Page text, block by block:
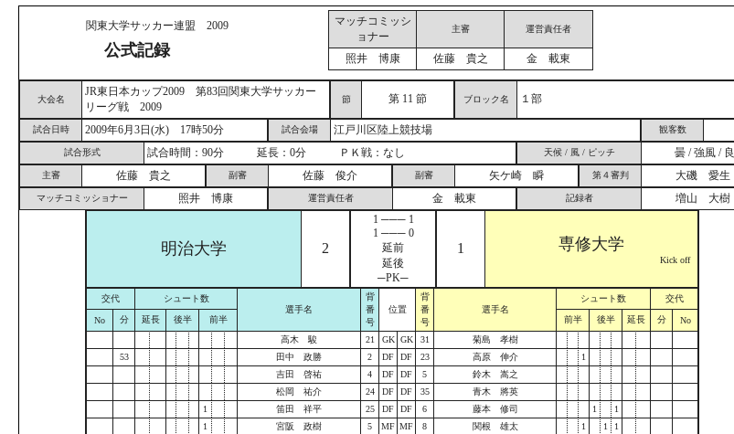
関東大学サッカー連盟 2009
公式記録
マッチコミッシ
ョナー
主審 運営責任者
照井 博康 佐藤 貴之 金 載東
大会名
JR東日本カップ2009 第83回関東大学サッカー
リーグ戦 2009
節 第 11 節 ブロック名 １部
試合日時 2009年6月3日(水) 17時50分 試合会場 江戸川区陸上競技場 観客数
試合形式 試合時間：90分 延長：0分 ＰＫ戦：なし 天候 / 風 / ピッチ 曇 / 強風 / 良
主審 佐藤 貴之 副審 佐藤 俊介 副審 矢ケ崎 瞬 第４審判 大磯 愛生
マッチコミッショナー 照井 博康 運営責任者 金 載東 記録者 増山 大樹
明治大学 2
1 ─── 1
1 ─── 0
延前
延後
─PK─
1 専修大学
Kick off
交代
シュート数
選手名
背
番
号
位置
背
番
号
選手名
シュート数 交代
No 分 延長 後半 前半 前半 後半 延長 分
No
高木 駿
21 GK GK 31
菊島 孝樹
53
田中 政勝 2 DF DF 23 高原 伸介
1
吉田 啓祐
4 DF DF 5
鈴木 嵩之
松岡 祐介
24 DF DF 35
青木 將英
1
笛田 祥平 25 DF DF 6 藤本 修司 1
1
1
宮阪 政樹 5 MF MF 8 関根 雄太 1 1
1